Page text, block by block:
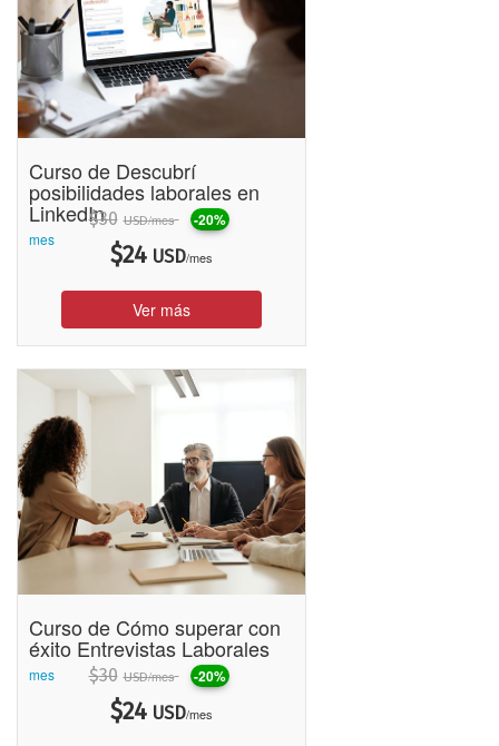
Curso de Descubrí
posibilidades laborales en
LinkedIn
mes
$30 USD/mes -20%
$24 USD/mes
Ver más
Curso de Cómo superar con
éxito Entrevistas Laborales
mes $30 USD/mes -20%
$24 USD/mes